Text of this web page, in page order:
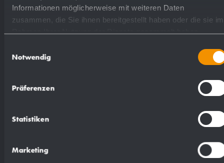
Informationen möglicherweise mit weiteren Daten
zusammen, die Sie ihnen bereitgestellt haben oder die sie im
Rahmen Ihrer Nutzung der Dienste gesammelt haben.
Notwendig
Präferenzen
Statistiken
Marketing
geschliffen, für Aufputz-Montage. Verdeckte,
Befestigungsmaterial.
Abmessungen Ø 45 x 45 mm
Artikel Nr. AC216